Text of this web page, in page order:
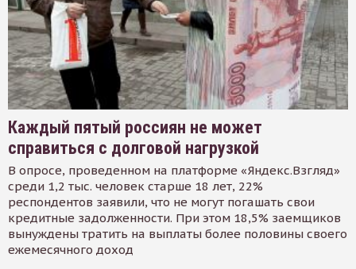
Каждый пятый россиян не может
справиться с долговой нагрузкой
В опросе, проведенном на платформе «Яндекс.Взгляд»
среди 1,2 тыс. человек старше 18 лет, 22%
респондентов заявили, что не могут погашать свои
кредитные задолженности. При этом 18,5% заемщиков
вынуждены тратить на выплаты более половины своего
ежемесячного доход